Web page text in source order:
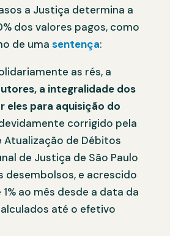
a Justiça determina a
dos valores pagos, como
de uma sentença:
as rés, a
a integralidade dos
eles para aquisição do
corrigido pela
Atualização de Débitos
de Justiça de São Paulo
desembolsos, e acrescido
ao mês desde a data da
até o efetivo